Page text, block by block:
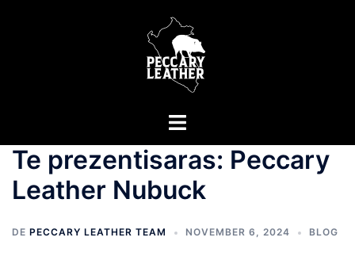
Comută
Te prezentisaras: Peccary
Leather Nubuck
DE PECCARY LEATHER TEAM NOVEMBER 6, 2024 BLOG